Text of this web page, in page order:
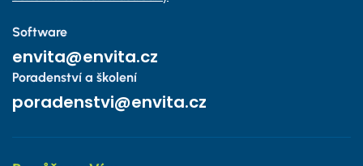
Software
envita@envita.cz
Poradenství a školení
poradenstvi@envita.cz